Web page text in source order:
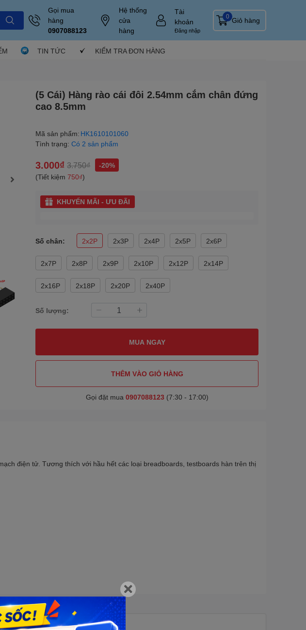
Gọi mua
hàng
0907088123
Hệ thống
cửa
hàng
Tài
khoản
Đăng nhập
Giỏ hàng
0
TIN TỨC KIỂM TRA ĐƠN HÀNG
(5 Cái) Hàng rào cái đôi 2.54mm cắm chân đứng
cao 8.5mm
Mã sản phẩm: HK1610101060
Tình trạng: Có 2 sản phẩm
3.000₫ 3.750₫
-20%
(Tiết kiệm750₫)
KHUYẾN MÃI - ƯU ĐÃI
Số chân: 2x2P 2x3P 2x4P 2x5P 2x6P
2x7P 2x8P 2x9P 2x10P 2x12P 2x14P
2x16P 2x18P 2x20P 2x40P
Số lượng:
MUA NGAY
THÊM VÀO GIỎ HÀNG
Gọi đặt mua 0907088123 (7:30 - 17:00)
điện tử. Tương thích với hầu hết các loại breadboards, testboards hàn trên thị